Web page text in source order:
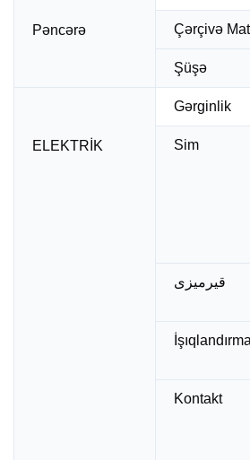
Pəncərə Çərçivə
Şüşə
ELEKTRİK
Gərginlik
Sim
قیرمیزی
İşıqlandırma
Kontakt